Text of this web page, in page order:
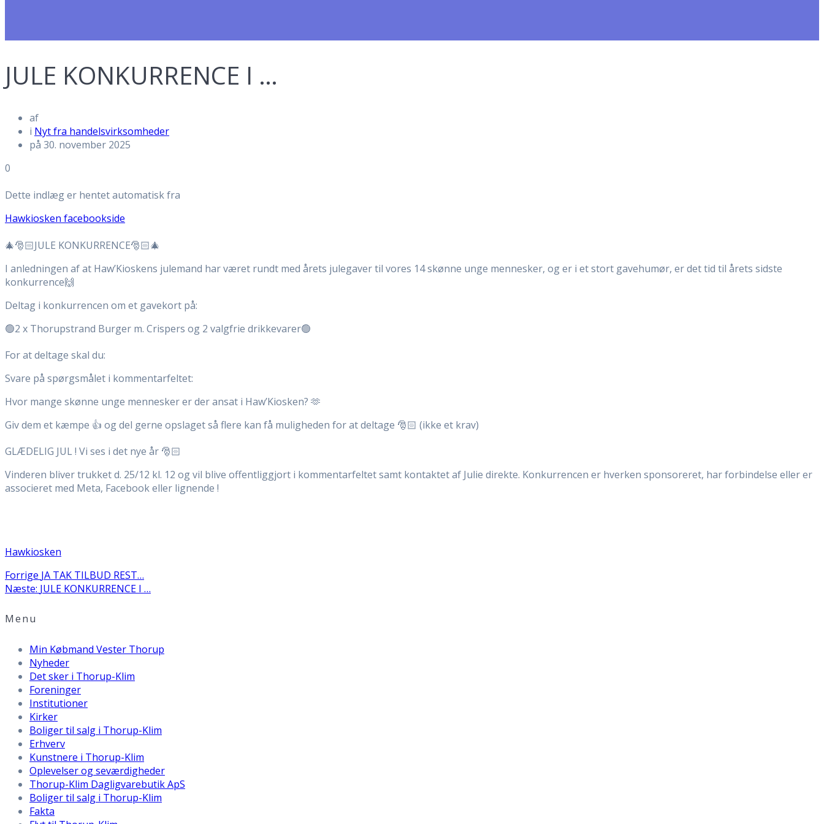
JULE KONKURRENCE I …
af
i Nyt fra handelsvirksomheder
på 30. november 2025
0
Dette indlæg er hentet automatisk fra
Hawkiosken facebookside
🎄🎅🏻JULE KONKURRENCE🎅🏻🎄
I anledningen af at Haw’Kioskens julemand har været rundt med årets julegaver til vores 14 skønne unge mennesker, og er i et stort gavehumør, er det tid til årets sidste
konkurrence🙌
Deltag i konkurrencen om et gavekort på:
🟢2 x Thorupstrand Burger m. Crispers og 2 valgfrie drikkevarer🟢
For at deltage skal du:
Svare på spørgsmålet i kommentarfeltet:
Hvor mange skønne unge mennesker er der ansat i Haw’Kiosken? 🫶
Giv dem et kæmpe 👍 og del gerne opslaget så flere kan få muligheden for at deltage 🎅🏻 (ikke et krav)
GLÆDELIG JUL ! Vi ses i det nye år 🎅🏻
Vinderen bliver trukket d. 25/12 kl. 12 og vil blive offentliggjort i kommentarfeltet samt kontaktet af Julie direkte. Konkurrencen er hverken sponsoreret, har forbindelse eller er
associeret med Meta, Facebook eller lignende !
Hawkiosken
Indlægsnavigation
Forrige Forrige
indlæg:
JA TAK TILBUD REST…
Næste: Næste
JULE KONKURRENCE I …
Menu
Min Købmand Vester Thorup
Nyheder
Det sker i Thorup-Klim
Foreninger
Institutioner
Kirker
Boliger til salg i Thorup-Klim
Erhverv
Kunstnere i Thorup-Klim
Oplevelser og seværdigheder
Thorup-Klim Dagligvarebutik ApS
Boliger til salg i Thorup-Klim
Fakta